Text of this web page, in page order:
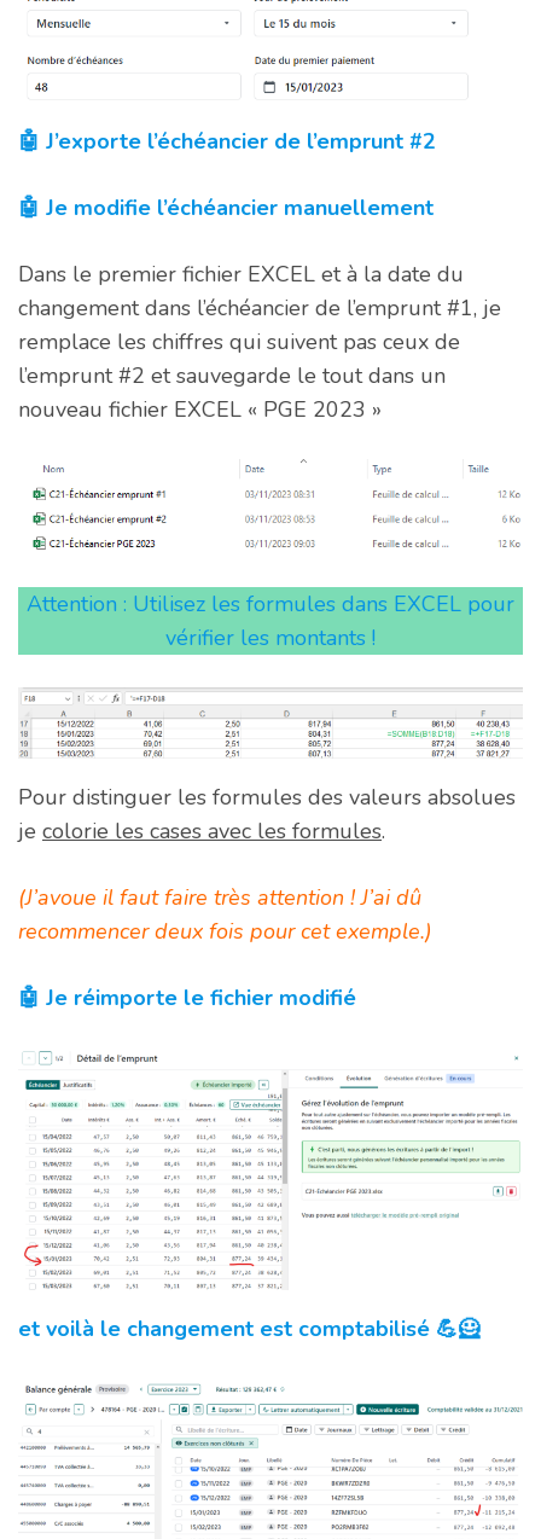
🤖 J’exporte l’échéancier de l’emprunt #2
🤖 Je modifie l’échéancier manuellement
Dans le premier fichier EXCEL et à la date du
changement dans l’échéancier de l’emprunt #1, je
remplace les chiffres qui suivent pas ceux de
l’emprunt #2 et sauvegarde le tout dans un
nouveau fichier EXCEL « PGE 2023 »
Attention : Utilisez les formules dans EXCEL pour
vérifier les montants !
Pour distinguer les formules des valeurs absolues
je colorie les cases avec les formules.
(J’avoue il faut faire très attention ! J’ai dû
recommencer deux fois pour cet exemple.)
🤖 Je réimporte le fichier modifié
et voilà le changement est comptabilisé 💪🦸